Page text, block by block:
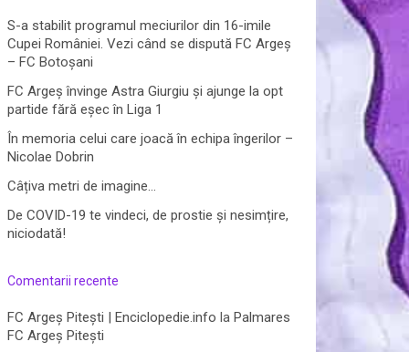
S-a stabilit programul meciurilor din 16-imile
Cupei României. Vezi când se dispută FC Argeș
– FC Botoșani
FC Argeș învinge Astra Giurgiu și ajunge la opt
partide fără eșec în Liga 1
În memoria celui care joacă în echipa îngerilor –
Nicolae Dobrin
Câțiva metri de imagine…
De COVID-19 te vindeci, de prostie și nesimțire,
niciodată!
Comentarii recente
FC Argeș Pitești | Enciclopedie.info laPalmares
FC Argeș Pitești